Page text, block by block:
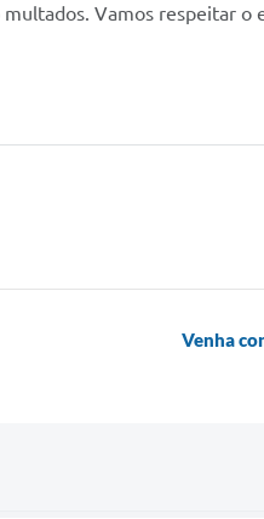
Vamos respeitar o
Venha